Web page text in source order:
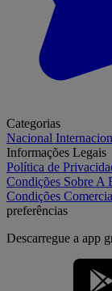
Categorias
Nacional
Informações Legais
Política de
Condições Sobre A
Condições
preferências
Descarregue a app